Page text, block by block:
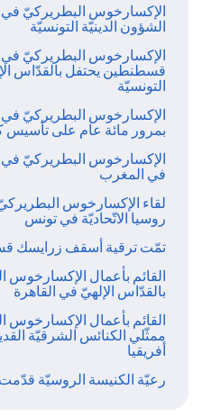
الإكسارخوس البطريركيّ في
الشؤون الدينيّة التونسيّة
الإكسارخوس البطريركيّ في
قسطنطين يحتفل بالقدّاس
التونسيّة
الإكسارخوس البطريركيّ في
بمرور مائة عام على تأسيس
الإكسارخوس البطريركيّ في
في المغرب
لقاء الإكسارخوس
روسيا الاتّحاديّة في تونس
تمّت ترقية أسقف زرايسك
القائم بأعمال الإكسارخوس
بالقدّاس الإلهيّ في القاهرة
القائم بأعمال الإكسارخوس
ممثّلي الكنائس الشرقيّة
أفريقيا
رعيّة الكنيسة الروسيّة